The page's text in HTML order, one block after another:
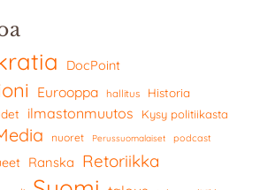
DocPoint
Eurooppa hallitus Historia
ilmastonmuutos Kysy politiikasta
nuoret Perussuomalaiset podcast
Ranska Retoriikka